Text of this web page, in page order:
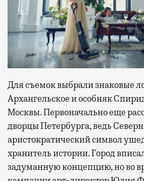
Для съемок выбрали знаковые
Архангельское и особняк
Москвы. Первоначально еще
дворцы Петербурга, ведь
аристократический символ
хранитель истории. Город
задуманную концепцию, но во